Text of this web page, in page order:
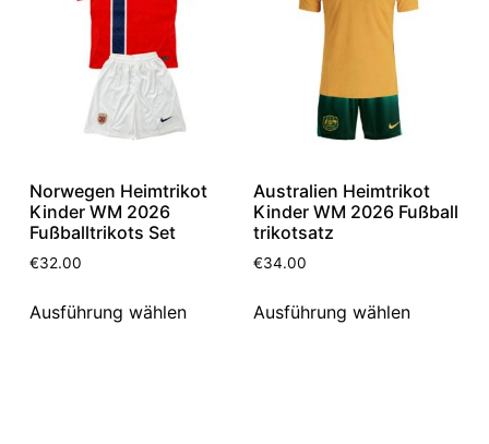
Norwegen Heimtrikot
Kinder WM 2026
Fußballtrikots Set
€32.00
Ausführung wählen
Australien Heimtrikot
Kinder WM 2026 Fußball
trikotsatz
€34.00
Ausführung wählen